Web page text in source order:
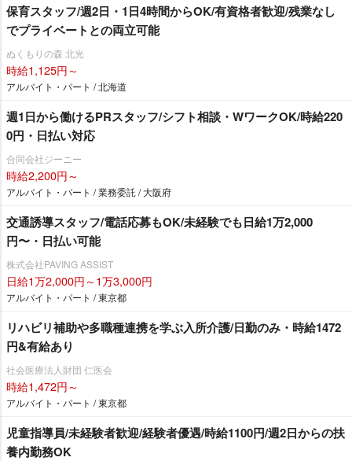
保育スタッフ/週2日・1日4時間からOK/有資格者歓迎/残業なし
でプライベートとの両立可能
ぬくもりの森 北光
時給1,125円～
アルバイト・パート / 北海道
週1日から働けるPRスタッフ/シフト相談・WワークOK/時給220
0円・日払い対応
合同会社ジーニー
時給2,200円～
アルバイト・パート / 業務委託 / 大阪府
交通誘導スタッフ/電話応募もOK/未経験でも日給1万2,000
円〜・日払い可能
株式会社PAVING ASSIST
日給1万2,000円～1万3,000円
アルバイト・パート / 東京都
リハビリ補助や多職種連携を学ぶ入所介護/日勤のみ・時給1472
円&有給あり
社会医療法人財団 仁医会
時給1,472円～
アルバイト・パート / 東京都
児童指導員/未経験者歓迎/経験者優遇/時給1100円/週2日からの扶
養内勤務OK